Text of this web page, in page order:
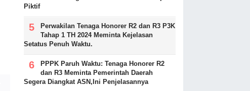
Piktif
Perwakilan Tenaga Honorer R2 dan R3 P3K
Tahap 1 TH 2024 Meminta Kejelasan
Setatus Penuh Waktu.
PPPK Paruh Waktu: Tenaga Honorer R2
dan R3 Meminta Pemerintah Daerah
Segera Diangkat ASN,Ini Penjelasannya